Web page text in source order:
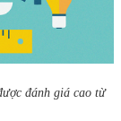
đánh giá cao từ